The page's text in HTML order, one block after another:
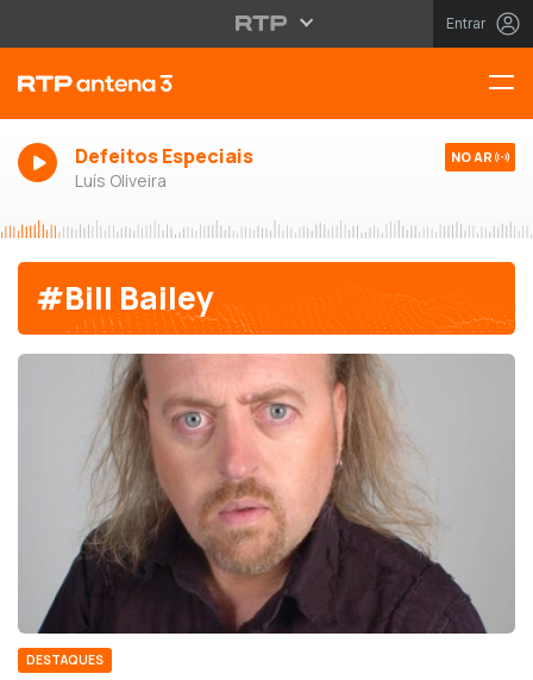
Entrar
Defeitos Especiais
Luís Oliveira
NO AR
#Bill Bailey
DESTAQUES